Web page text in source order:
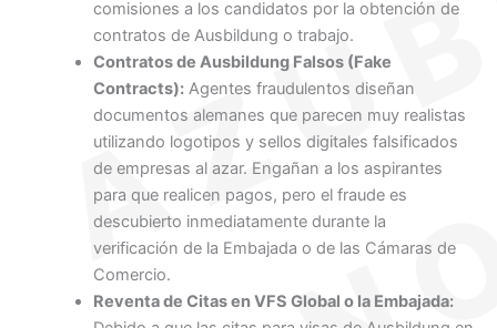
comisiones a los candidatos por la obtención de
contratos de Ausbildung o trabajo.
Contratos de Ausbildung Falsos (Fake
Contracts):Agentes fraudulentos diseñan
documentos alemanes que parecen muy realistas
utilizando logotipos y sellos digitales falsificados
de empresas al azar. Engañan a los aspirantes
para que realicen pagos, pero el fraude es
descubierto inmediatamente durante la
verificación de la Embajada o de las Cámaras de
Comercio.
Reventa de Citas en VFS Global o la Embajada: